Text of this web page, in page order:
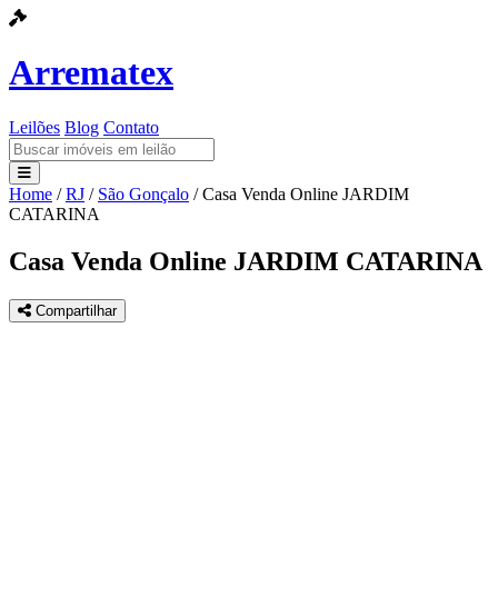
Arrematex
Leilões Blog Contato
Leilões
Blog
Contato
Home / RJ / São Gonçalo / Casa Venda Online JARDIM
CATARINA
Casa Venda Online JARDIM CATARINA
Compartilhar